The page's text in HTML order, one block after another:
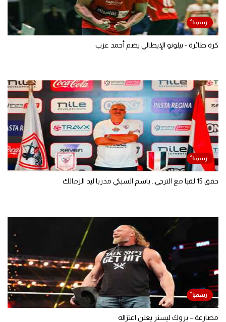
كرة طائرة - بيلونو الإيطالي يضم أحمد عزب
حقق 15 لقبا مع الترجي.. باسم السبكي مدربا ليد الزمالك
مصارعة – بروك ليسنر يعلن اعتزاله